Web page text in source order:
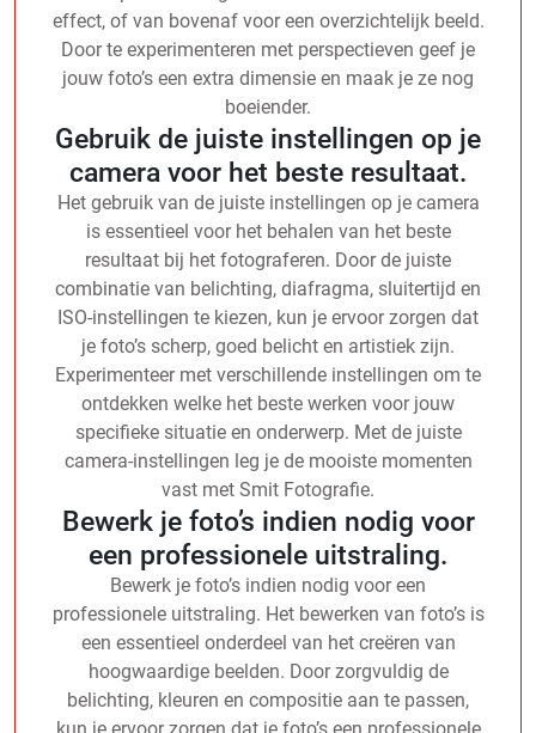
effect, of van bovenaf voor een overzichtelijk beeld.
Door te experimenteren met perspectieven geef je
jouw foto’s een extra dimensie en maak je ze nog
boeiender.
Gebruik de juiste instellingen op je
camera voor het beste resultaat.
Het gebruik van de juiste instellingen op je camera
is essentieel voor het behalen van het beste
resultaat bij het fotograferen. Door de juiste
combinatie van belichting, diafragma, sluitertijd en
ISO-instellingen te kiezen, kun je ervoor zorgen dat
je foto’s scherp, goed belicht en artistiek zijn.
Experimenteer met verschillende instellingen om te
ontdekken welke het beste werken voor jouw
specifieke situatie en onderwerp. Met de juiste
camera-instellingen leg je de mooiste momenten
vast met Smit Fotografie.
Bewerk je foto’s indien nodig voor
een professionele uitstraling.
Bewerk je foto’s indien nodig voor een
professionele uitstraling. Het bewerken van foto’s is
een essentieel onderdeel van het creëren van
hoogwaardige beelden. Door zorgvuldig de
belichting, kleuren en compositie aan te passen,